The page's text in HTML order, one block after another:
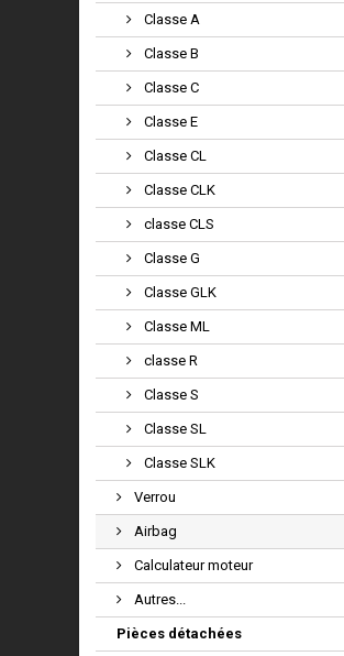
Classe A
Classe B
Classe C
Classe E
Classe CL
Classe CLK
classe CLS
Classe G
Classe GLK
Classe ML
classe R
Classe S
Classe SL
Classe SLK
Verrou
Airbag
Calculateur moteur
Autres...
Pièces détachées